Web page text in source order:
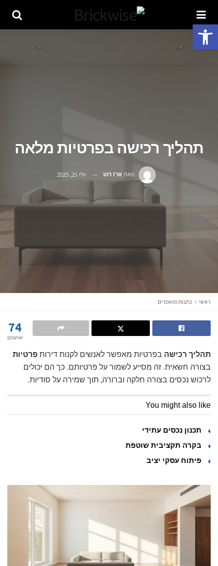
תהליך רכישה בפרטיות מלאה
מאתארז רוט יולי 25, 2025
ראשי כתבות ומאמרים
74
שיתופים
תהליך רכישה בפרטיות מאפשר לאנשים לקנות דירות פרטיות
בצורה חשאית. זה מסייע לשמור על פרטיותם. כך הם יכולים
לרכוש נכסים בצורה חלקה וברורה, תוך שמירה על סודיות.
You might also like
תכנון נכסים עתידי
בקרה תקציבית שוטפת
פיתוח עסקי יציב
פתח סרגל נגישות